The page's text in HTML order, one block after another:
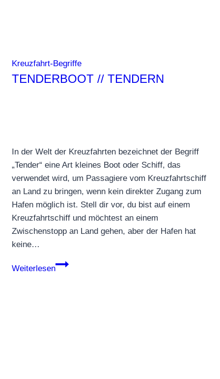
Kreuzfahrt-Begriffe
TENDERBOOT // TENDERN
In der Welt der Kreuzfahrten bezeichnet der Begriff
„Tender“ eine Art kleines Boot oder Schiff, das
verwendet wird, um Passagiere vom Kreuzfahrtschiff
an Land zu bringen, wenn kein direkter Zugang zum
Hafen möglich ist. Stell dir vor, du bist auf einem
Kreuzfahrtschiff und möchtest an einem
Zwischenstopp an Land gehen, aber der Hafen hat
keine…
Weiterlesen
Tenderboot